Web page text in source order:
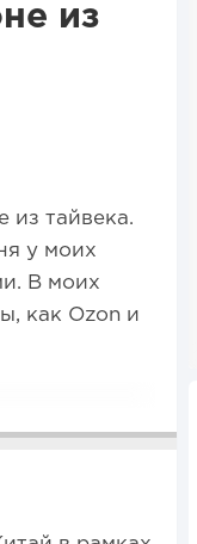
из
из тайвека.
у моих
В моих
как Ozon и